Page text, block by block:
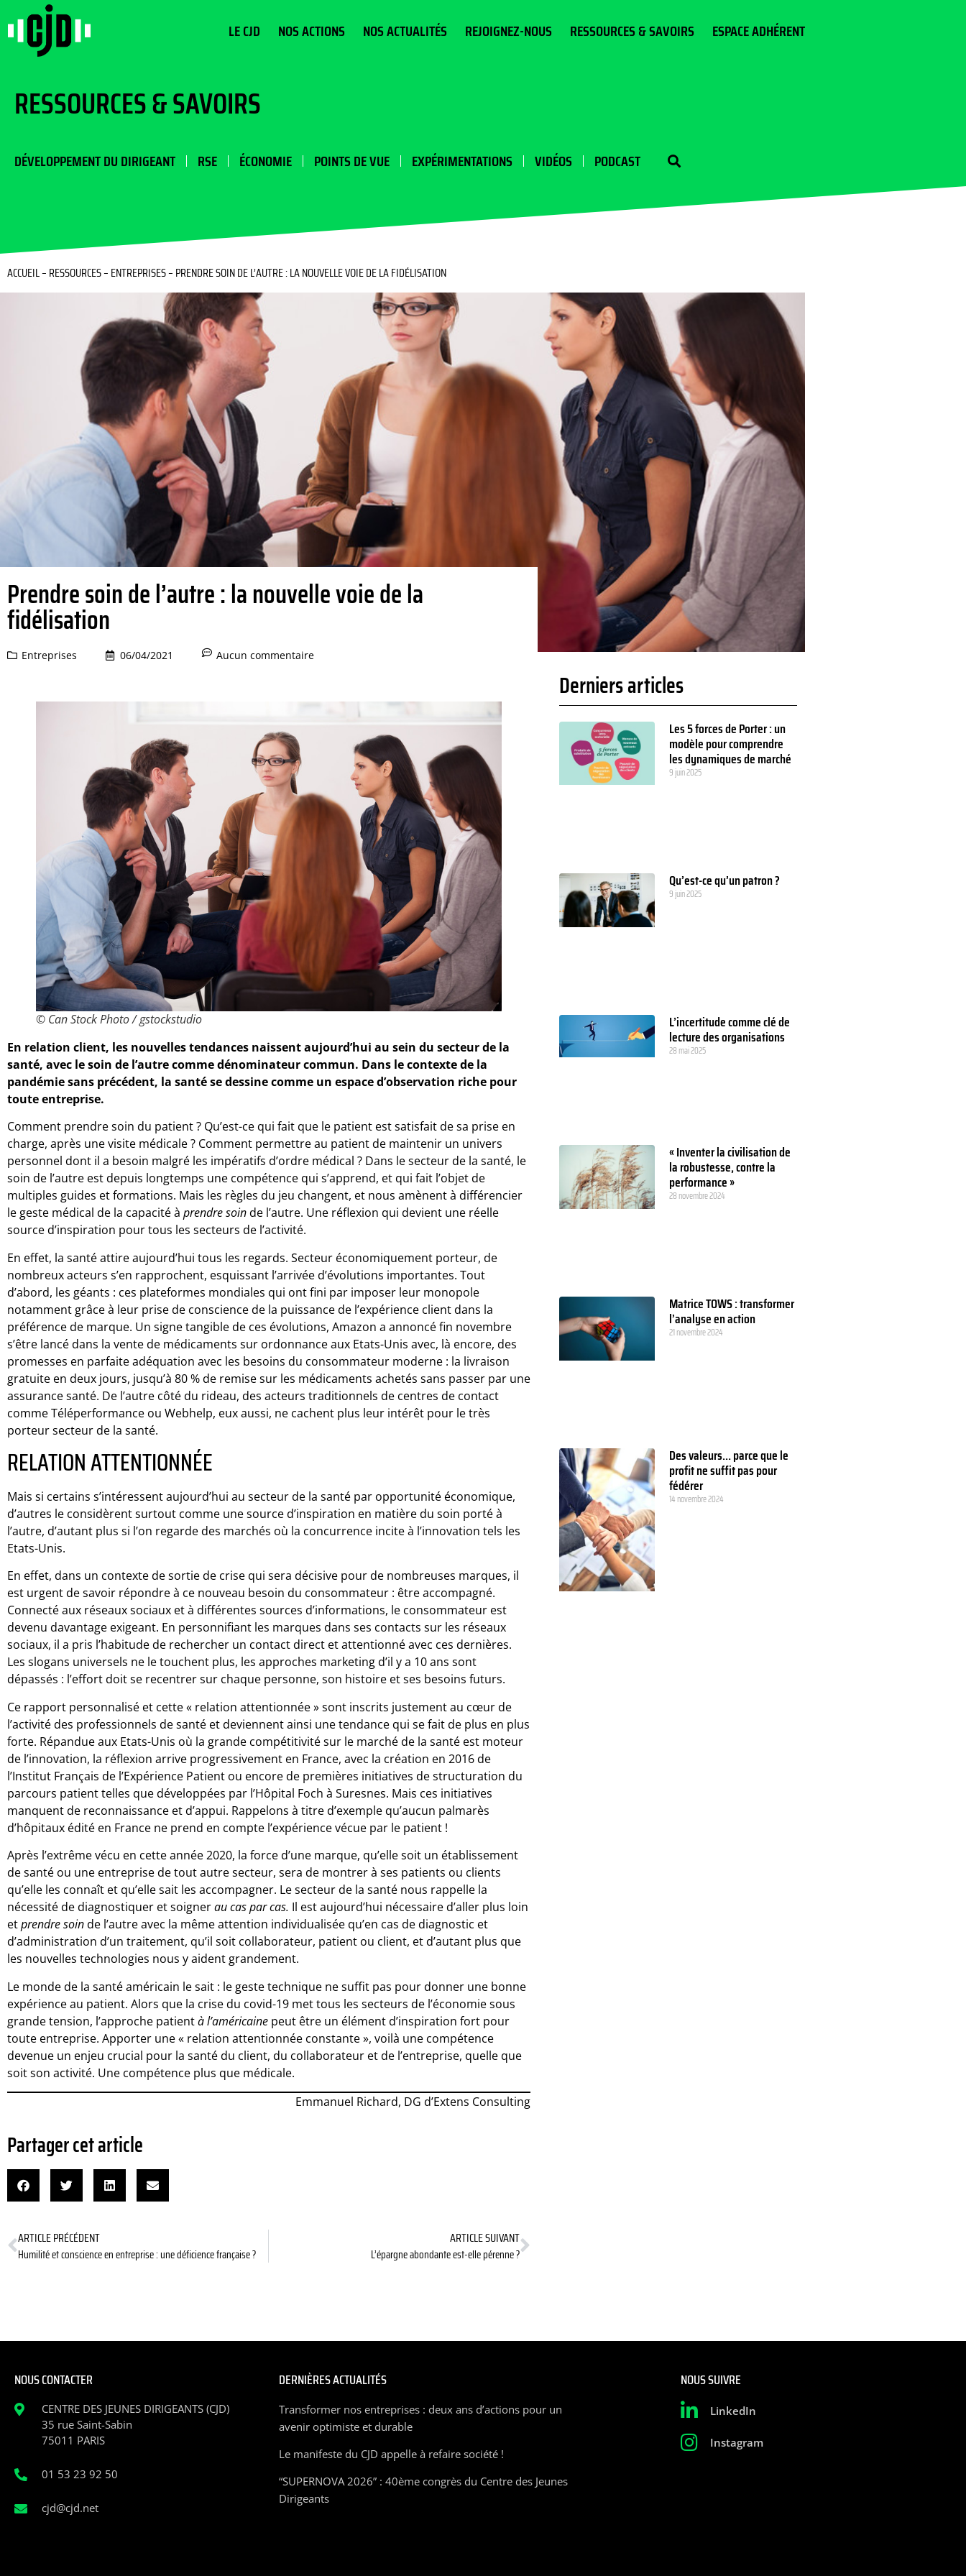
LE CJD NOS ACTIONS NOS ACTUALITÉS REJOIGNEZ-NOUS RESSOURCES & SAVOIRS ESPACE ADHÉRENT
RESSOURCES & SAVOIRS
DÉVELOPPEMENT DU DIRIGEANT RSE ÉCONOMIE POINTS DE VUE EXPÉRIMENTATIONS VIDÉOS PODCAST
ACCUEIL– RESSOURCES– ENTREPRISES– PRENDRE SOIN DE L’AUTRE : LA NOUVELLE VOIE DE LA FIDÉLISATION
Prendre soin de l’autre : la nouvelle voie de la
fidélisation
Entreprises 06/04/2021 Aucun commentaire
© Can Stock Photo / gstockstudio
En relation client, les nouvelles tendances naissent aujourd’hui au sein du secteur de la
santé, avec le soin de l’autre comme dénominateur commun. Dans le contexte de la
pandémie sans précédent, la santé se dessine comme un espace d’observation riche pour
toute entreprise.
Comment prendre soin du patient ? Qu’est-ce qui fait que le patient est satisfait de sa prise en
charge, après une visite médicale ? Comment permettre au patient de maintenir un univers
personnel dont il a besoin malgré les impératifs d’ordre médical ? Dans le secteur de la santé, le
soin de l’autre est depuis longtemps une compétence qui s’apprend, et qui fait l’objet de
multiples guides et formations. Mais les règles du jeu changent, et nous amènent à différencier
le geste médical de la capacité à prendre soinde l’autre. Une réflexion qui devient une réelle
source d’inspiration pour tous les secteurs de l’activité.
En effet, la santé attire aujourd’hui tous les regards. Secteur économiquement porteur, de
nombreux acteurs s’en rapprochent, esquissant l’arrivée d’évolutions importantes. Tout
d’abord, les géants : ces plateformes mondiales qui ont fini par imposer leur monopole
notamment grâce à leur prise de conscience de la puissance de l’expérience client dans la
préférence de marque. Un signe tangible de ces évolutions, Amazon a annoncé fin novembre
s’être lancé dans la vente de médicaments sur ordonnance aux Etats-Unis avec, là encore, des
promesses en parfaite adéquation avec les besoins du consommateur moderne : la livraison
gratuite en deux jours, jusqu’à 80 % de remise sur les médicaments achetés sans passer par une
assurance santé. De l’autre côté du rideau, des acteurs traditionnels de centres de contact
comme Téléperformance ou Webhelp, eux aussi, ne cachent plus leur intérêt pour le très
porteur secteur de la santé.
RELATION ATTENTIONNÉE
Mais si certains s’intéressent aujourd’hui au secteur de la santé par opportunité économique,
d’autres le considèrent surtout comme une source d’inspiration en matière du soin porté à
l’autre, d’autant plus si l’on regarde des marchés où la concurrence incite à l’innovation tels les
Etats-Unis.
En effet, dans un contexte de sortie de crise qui sera décisive pour de nombreuses marques, il
est urgent de savoir répondre à ce nouveau besoin du consommateur : être accompagné.
Connecté aux réseaux sociaux et à différentes sources d’informations, le consommateur est
devenu davantage exigeant. En personnifiant les marques dans ses contacts sur les réseaux
sociaux, il a pris l’habitude de rechercher un contact direct et attentionné avec ces dernières.
Les slogans universels ne le touchent plus, les approches marketing d’il y a 10 ans sont
dépassés : l’effort doit se recentrer sur chaque personne, son histoire et ses besoins futurs.
Ce rapport personnalisé et cette « relation attentionnée » sont inscrits justement au cœur de
l’activité des professionnels de santé et deviennent ainsi une tendance qui se fait de plus en plus
forte. Répandue aux Etats-Unis où la grande compétitivité sur le marché de la santé est moteur
de l’innovation, la réflexion arrive progressivement en France, avec la création en 2016 de
l’Institut Français de l’Expérience Patient ou encore de premières initiatives de structuration du
parcours patient telles que développées par l’Hôpital Foch à Suresnes. Mais ces initiatives
manquent de reconnaissance et d’appui. Rappelons à titre d’exemple qu’aucun palmarès
d’hôpitaux édité en France ne prend en compte l’expérience vécue par le patient !
Après l’extrême vécu en cette année 2020, la force d’une marque, qu’elle soit un établissement
de santé ou une entreprise de tout autre secteur, sera de montrer à ses patients ou clients
qu’elle les connaît et qu’elle sait les accompagner. Le secteur de la santé nous rappelle la
nécessité de diagnostiquer et soignerau cas par cas. Il est aujourd’hui nécessaire d’aller plus loin
etprendre soinde l’autre avec la même attention individualisée qu’en cas de diagnostic et
d’administration d’un traitement, qu’il soit collaborateur, patient ou client, et d’autant plus que
les nouvelles technologies nous y aident grandement.
Le monde de la santé américain le sait : le geste technique ne suffit pas pour donner une bonne
expérience au patient. Alors que la crise du covid-19 met tous les secteurs de l’économie sous
grande tension, l’approche patientà l’américaine peut être un élément d’inspiration fort pour
toute entreprise. Apporter une « relation attentionnée constante », voilà une compétence
devenue un enjeu crucial pour la santé du client, du collaborateur et de l’entreprise, quelle que
soit son activité. Une compétence plus que médicale.
Emmanuel Richard, DG d’Extens Consulting
Partager cet article
ARTICLE PRÉCÉDENT
Humilité et conscience en entreprise : une déficience française ?
ARTICLE SUIVANT
L’épargne abondante est-elle pérenne ?
Derniers articles
Les 5 forces de Porter : un
modèle pour comprendre
les dynamiques de marché
9 juin 2025
Qu’est-ce qu’un patron ?
9 juin 2025
L’incertitude comme clé de
lecture des organisations
28 mai 2025
« Inventer la civilisation de
la robustesse, contre la
performance »
28 novembre 2024
Matrice TOWS : transformer
l’analyse en action
21 novembre 2024
Des valeurs… parce que le
profit ne suffit pas pour
fédérer
14 novembre 2024
NOUS CONTACTER
CENTRE DES JEUNES DIRIGEANTS (CJD)
35 rue Saint-Sabin
75011 PARIS
01 53 23 92 50
cjd@cjd.net
DERNIÈRES ACTUALITÉS
Transformer nos entreprises : deux ans d’actions pour un
avenir optimiste et durable
Le manifeste du CJD appelle à refaire société !
“SUPERNOVA 2026” : 40ème congrès du Centre des Jeunes
Dirigeants
NOUS SUIVRE
LinkedIn
Instagram